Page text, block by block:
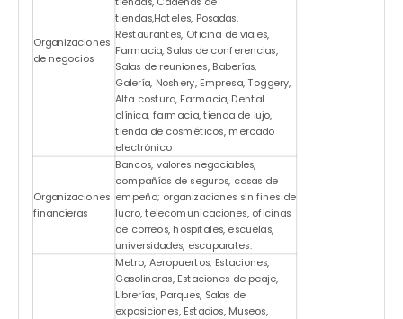
Organizaciones
de negocios
tiendas,Hoteles, Posadas,
Restaurantes, Oficina de viajes,
Farmacia, Salas de conferencias,
Salas de reuniones, Baberías,
Galería, Noshery, Empresa, Toggery,
Alta costura, Farmacia, Dental
clínica, farmacia, tienda de lujo,
tienda de cosméticos, mercado
electrónico
Organizaciones
financieras
Bancos, valores negociables,
compañías de seguros, casas de
empeño; organizaciones sin fines de
lucro, telecomunicaciones, oficinas
de correos, hospitales, escuelas,
universidades, escaparates.
Metro, Aeropuertos, Estaciones,
Gasolineras, Estaciones de peaje,
Librerías, Parques, Salas de
exposiciones, Estadios, Museos,